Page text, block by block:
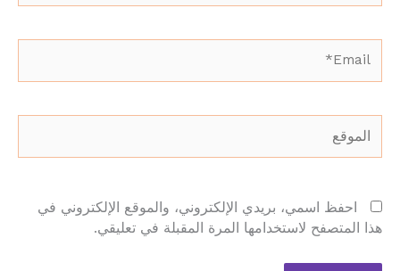
احفظ اسمي، بريدي الإلكتروني، والموقع الإلكتروني في
هذا المتصفح لاستخدامها المرة المقبلة في تعليقي.